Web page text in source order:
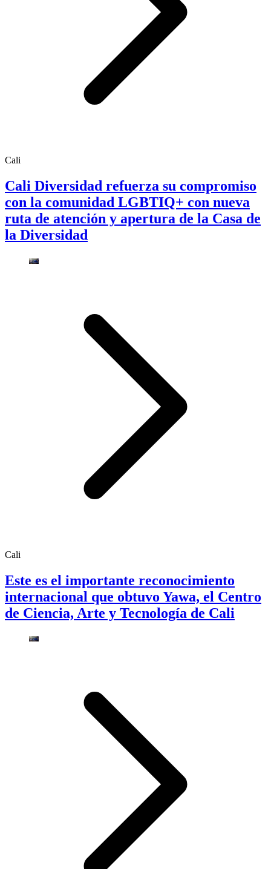
Cali
Cali Diversidad refuerza su compromiso
con la comunidad LGBTIQ+ con nueva
ruta de atención y apertura de la Casa de
la Diversidad
Cali
Este es el importante reconocimiento
internacional que obtuvo Yawa, el Centro
de Ciencia, Arte y Tecnología de Cali